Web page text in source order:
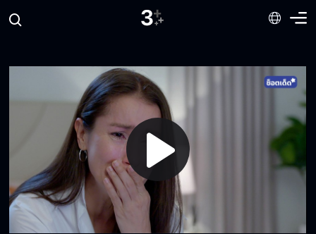
Play
Video
พัตเตอร์คิดถึงพี่ไอ่
กินกันก่อนหย่ากับเมีย เขาเรียกว่าชู้
อยู่ดี ๆ พี่ก็เปลี่ยนไปเป็นคนละคน